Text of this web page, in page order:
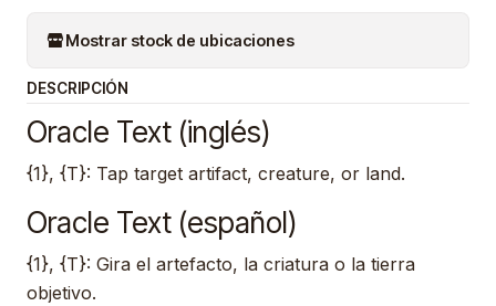
Mostrar stock de ubicaciones
DESCRIPCIÓN
Oracle Text (inglés)
{1}, {T}: Tap target artifact, creature, or land.
Oracle Text (español)
{1}, {T}: Gira el artefacto, la criatura o la tierra
objetivo.